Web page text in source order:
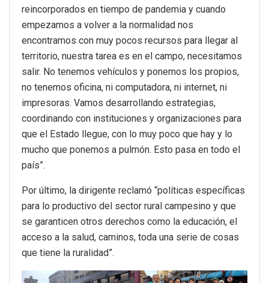
reincorporados en tiempo de pandemia y cuando
empezamos a volver a la normalidad nos
encontramos con muy pocos recursos para llegar al
territorio, nuestra tarea es en el campo, necesitamos
salir. No tenemos vehículos y ponemos los propios,
no tenemos oficina, ni computadora, ni internet, ni
impresoras. Vamos desarrollando estrategias,
coordinando con instituciones y organizaciones para
que el Estado llegue, con lo muy poco que hay y lo
mucho que ponemos a pulmón. Esto pasa en todo el
país”.
Por último, la dirigente reclamó “políticas específicas
para lo productivo del sector rural campesino y que
se garanticen otros derechos como la educación, el
acceso a la salud, caminos, toda una serie de cosas
que tiene la ruralidad”.